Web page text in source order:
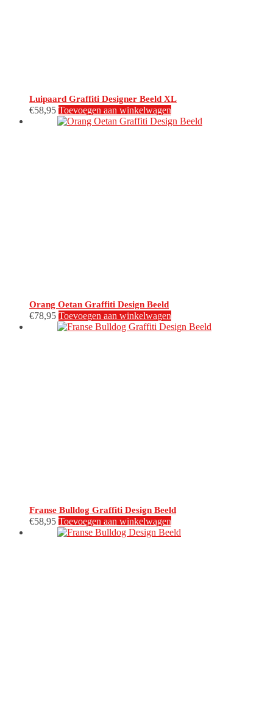
Luipaard Graffiti Designer Beeld XL
€58,95 Toevoegen aan winkelwagen
Orang Oetan Graffiti Design Beeld
€78,95 Toevoegen aan winkelwagen
Franse Bulldog Graffiti Design Beeld
€58,95 Toevoegen aan winkelwagen